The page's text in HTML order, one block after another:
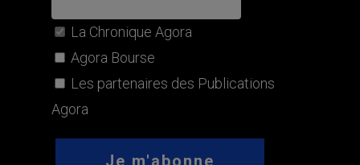
La Chronique Agora
Agora Bourse
Les partenaires des Publications
Agora